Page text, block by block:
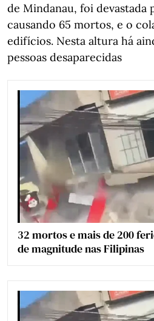
de Mindanau, foi devastada
causando 65 mortos, e o
edifícios. Nesta altura há
pessoas desaparecidas
32 mortos e mais de 200
de magnitude nas Filipinas